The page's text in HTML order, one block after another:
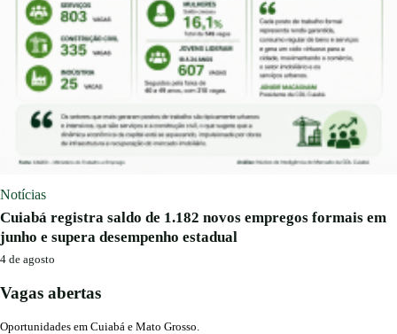
Notícias
Cuiabá registra saldo de 1.182 novos empregos formais em
junho e supera desempenho estadual
4 de agosto
Vagas abertas
Oportunidades em Cuiabá e Mato Grosso.